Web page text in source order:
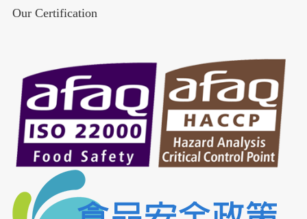
Our Certification